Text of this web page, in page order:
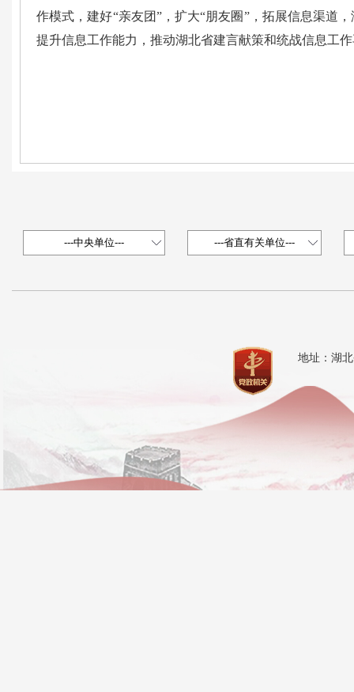
作模式，建好“亲友团”，扩大“朋友圈”，拓展信息渠道
提升信息工作能力，推动湖北省建言献策和统战信息工
地址：湖